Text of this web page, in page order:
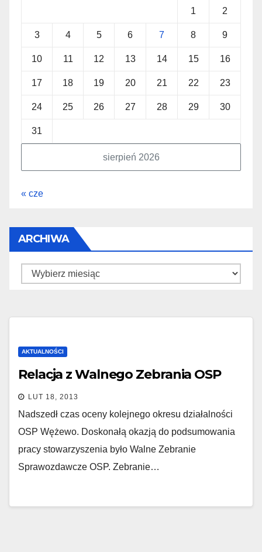
sierpień 2026
1 2
3 4 5 6 7 8 9
10 11 12 13 14 15 16
17 18 19 20 21 22 23
24 25 26 27 28 29 30
31
« cze
ARCHIWA
Archiwa
AKTUALNOŚCI
Relacja z Walnego Zebrania OSP
LUT 18, 2013
Nadszedł czas oceny kolejnego okresu działalności
OSP Wężewo. Doskonałą okazją do podsumowania
pracy stowarzyszenia było Walne Zebranie
Sprawozdawcze OSP. Zebranie…